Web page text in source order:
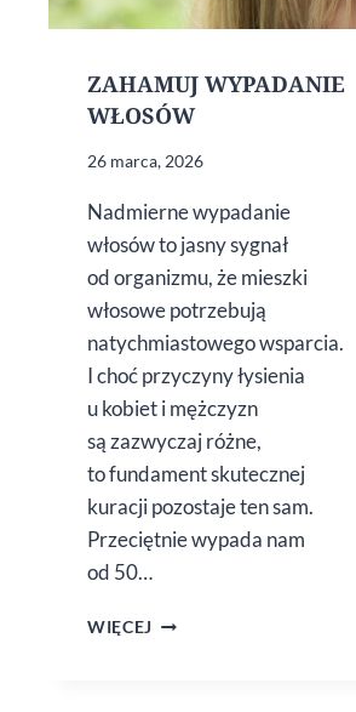
ZAHAMUJ WYPADANIE
WŁOSÓW
26 marca, 2026
Nadmierne wypadanie
włosów to jasny sygnał
od organizmu, że mieszki
włosowe potrzebują
natychmiastowego wsparcia.
I choć przyczyny łysienia
u kobiet i mężczyzn
są zazwyczaj różne,
to fundament skutecznej
kuracji pozostaje ten sam.
Przeciętnie wypada nam
od 50…
WIĘCEJ ZAHAMUJ